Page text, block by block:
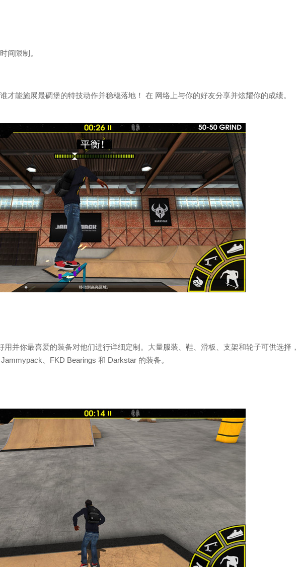
间限制。
才能施展最碉堡的特技动作并稳稳落地！ 在 网络上与你的好友分享并炫耀你的成绩。
用并你最喜爱的装备对他们进行详细定制。大量服装、鞋、滑板、支架和轮子可供选择，
、FKD Bearings 和 Darkstar 的装备。